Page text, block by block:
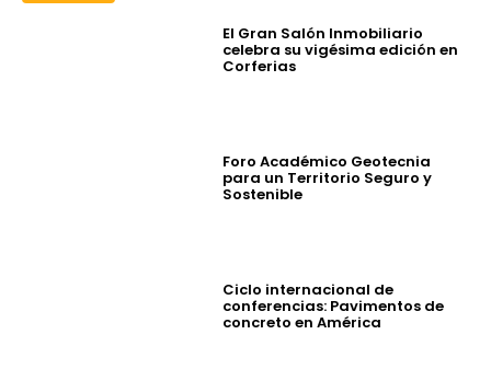
El Gran Salón Inmobiliario
celebra su vigésima edición en
Corferias
Foro Académico Geotecnia
para un Territorio Seguro y
Sostenible
Ciclo internacional de
conferencias: Pavimentos de
concreto en América